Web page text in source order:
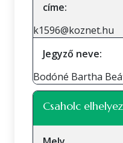
címe:
k1596@koznet.hu
Jegyző neve:
Bodóné Bartha
Csaholc